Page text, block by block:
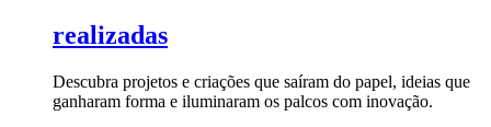
realizadas
Descubra projetos e criações que saíram do papel, ideias que
ganharam forma e iluminaram os palcos com inovação.